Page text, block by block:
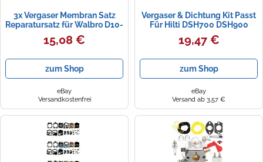
3x Vergaser Membran Satz
Reparatursatz für Walbro D10-
WAT WA WT Dolmar Solo
2023
15,08 €
zum Shop
eBay
Versandkostenfrei
Vergaser & Dichtung Kit Passt
Für Hilti DSH700 DSH900
261957 Walbro WT-895-1
19,47 €
zum Shop
eBay
Versand ab 3,57 €